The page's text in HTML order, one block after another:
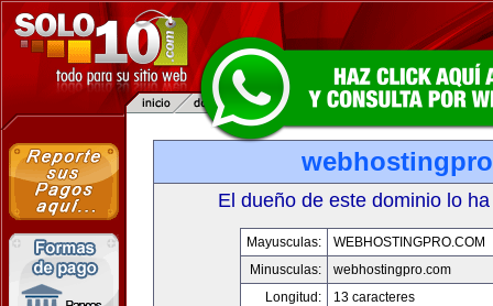
El dueño de este dominio lo
Mayusculas:
WEBHOSTINGPRO.COM
Minusculas:
webhostingpro.com
Longitud:
13 caracteres